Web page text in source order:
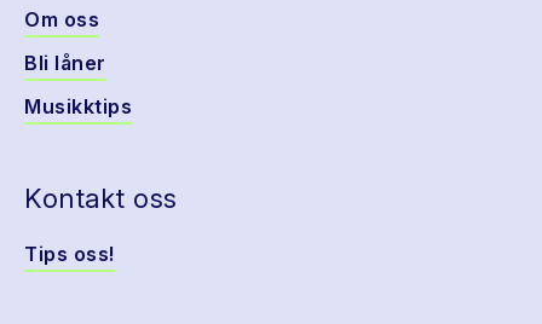
Om oss
Bli låner
Musikktips
Kontakt oss
Tips oss!